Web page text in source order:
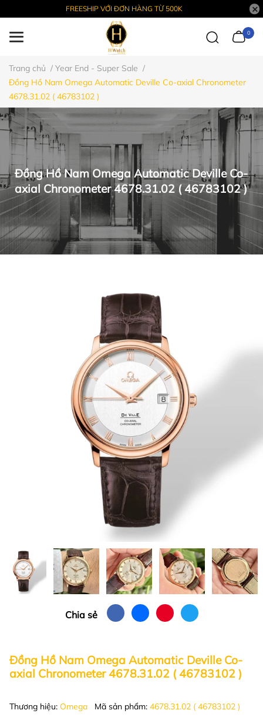
FREESHIP VỚI ĐƠN HÀNG TỪ 500K
0
Trang chủ / Year End - Super Sale /
Đồng Hồ Nam Omega Automatic Deville Co-axial Chronometer
4678.31.02 ( 46783102 )
Đồng Hồ Nam Omega Automatic Deville Co-
axial Chronometer 4678.31.02 ( 46783102 )
Chia sẻ
Đồng Hồ Nam Omega Automatic Deville Co-
axial Chronometer 4678.31.02 ( 46783102 )
Thương hiệu: Omega Mã sản phẩm: 4678.31.02 ( 46783102 )